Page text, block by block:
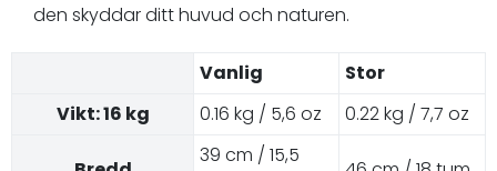
den skyddar ditt huvud och naturen.
Vanlig
Stor
Vikt: 16 kg
0.16 kg / 5,6 oz 0.22 kg / 7,7 oz
39 cm / 15,5